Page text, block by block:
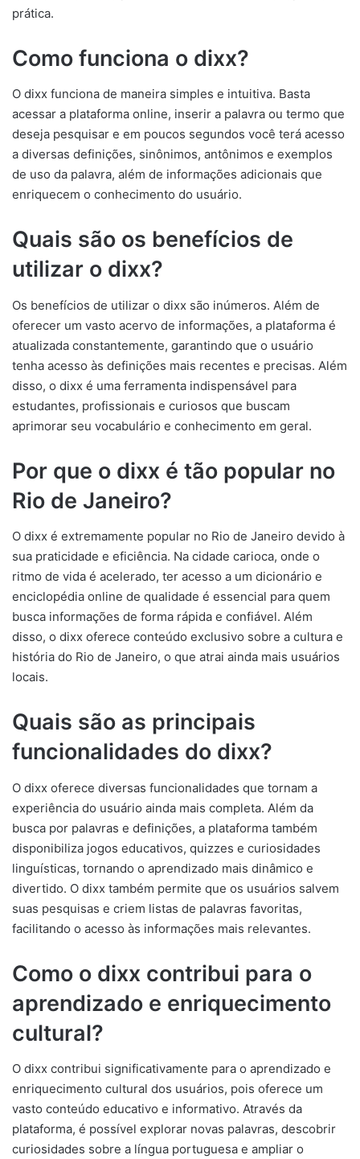
prática.
Como funciona o dixx?
O dixx funciona de maneira simples e intuitiva. Basta
acessar a plataforma online, inserir a palavra ou termo que
deseja pesquisar e em poucos segundos você terá acesso
a diversas definições, sinônimos, antônimos e exemplos
de uso da palavra, além de informações adicionais que
enriquecem o conhecimento do usuário.
Quais são os benefícios de
utilizar o dixx?
Os benefícios de utilizar o dixx são inúmeros. Além de
oferecer um vasto acervo de informações, a plataforma é
atualizada constantemente, garantindo que o usuário
tenha acesso às definições mais recentes e precisas. Além
disso, o dixx é uma ferramenta indispensável para
estudantes, profissionais e curiosos que buscam
aprimorar seu vocabulário e conhecimento em geral.
Por que o dixx é tão popular no
Rio de Janeiro?
O dixx é extremamente popular no Rio de Janeiro devido à
sua praticidade e eficiência. Na cidade carioca, onde o
ritmo de vida é acelerado, ter acesso a um dicionário e
enciclopédia online de qualidade é essencial para quem
busca informações de forma rápida e confiável. Além
disso, o dixx oferece conteúdo exclusivo sobre a cultura e
história do Rio de Janeiro, o que atrai ainda mais usuários
locais.
Quais são as principais
funcionalidades do dixx?
O dixx oferece diversas funcionalidades que tornam a
experiência do usuário ainda mais completa. Além da
busca por palavras e definições, a plataforma também
disponibiliza jogos educativos, quizzes e curiosidades
linguísticas, tornando o aprendizado mais dinâmico e
divertido. O dixx também permite que os usuários salvem
suas pesquisas e criem listas de palavras favoritas,
facilitando o acesso às informações mais relevantes.
Como o dixx contribui para o
aprendizado e enriquecimento
cultural?
O dixx contribui significativamente para o aprendizado e
enriquecimento cultural dos usuários, pois oferece um
vasto conteúdo educativo e informativo. Através da
plataforma, é possível explorar novas palavras, descobrir
curiosidades sobre a língua portuguesa e ampliar o